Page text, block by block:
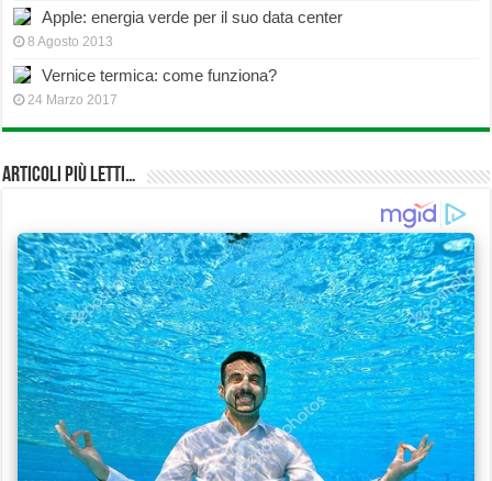
Apple: energia verde per il suo data center
8 Agosto 2013
Vernice termica: come funziona?
24 Marzo 2017
Articoli più Letti…